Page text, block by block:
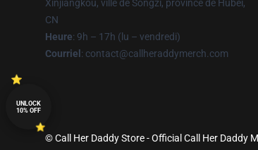
Xinjiangkou, ville de Songzi, province de Hubei,
CN
Heure: 9h – 17h (lu – vendredi)
Courriel : contact@callheraddymerch.com
© Call Her Daddy Store - Official Call Her Daddy
UNLOCK
10% OFF